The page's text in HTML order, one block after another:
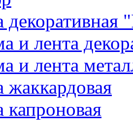
декоративная
и лента
и лента
жаккардовая
капроновая